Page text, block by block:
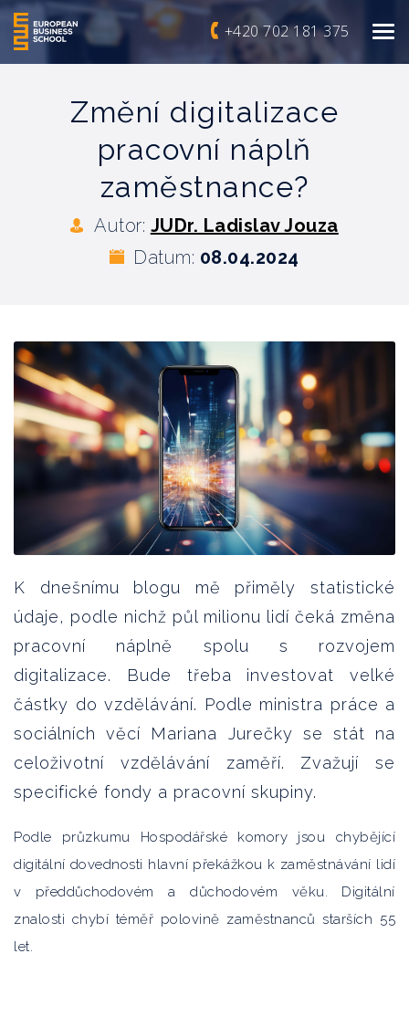
+420 702 181 375
Změní digitalizace
pracovní náplň
zaměstnance?
Autor: JUDr. Ladislav Jouza
Datum: 08.04.2024
K dnešnímu blogu mě přiměly statistické
údaje, podle nichž půl milionu lidí čeká změna
pracovní náplně spolu s rozvojem
digitalizace. Bude třeba investovat velké
částky do vzdělávání. Podle ministra práce a
sociálních věcí Mariana Jurečky se stát na
celoživotní vzdělávání zaměří. Zvažují se
specifické fondy a pracovní skupiny.
Podle průzkumu Hospodářské komory jsou chybějící
digitální dovednosti hlavní překážkou k zaměstnávání lidí
v předdůchodovém a důchodovém věku. Digitální
znalosti chybí téměř polovině zaměstnanců starších 55
let.